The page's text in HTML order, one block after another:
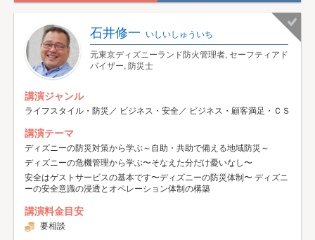
石井修一 いしいしゅういち
元東京ディズニーランド防火管理者, セーフティアド
バイザー, 防災士
講演ジャンル
ライフスタイル・防災／ ビジネス・安全／ ビジネス・顧客満足・ＣＳ
講演テーマ
ディズニーの防災対策から学ぶ～自助・共助で備える地域防災～
ディズニーの危機管理から学ぶ〜そなえた分だけ憂いなし〜
安全はゲストサービスの基本です〜ディズニーの防災体制〜 ディズニ
ーの安全意識の浸透とオペレーション体制の構築
講演料金目安
要相談